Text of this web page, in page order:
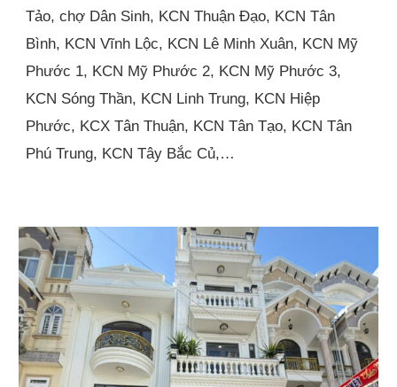
Tảo, chợ Dân Sinh, KCN Thuận Đạo, KCN Tân
Bình, KCN Vĩnh Lộc, KCN Lê Minh Xuân, KCN Mỹ
Phước 1, KCN Mỹ Phước 2, KCN Mỹ Phước 3,
KCN Sóng Thần, KCN Linh Trung, KCN Hiệp
Phước, KCX Tân Thuận, KCN Tân Tạo, KCN Tân
Phú Trung, KCN Tây Bắc Củ,…